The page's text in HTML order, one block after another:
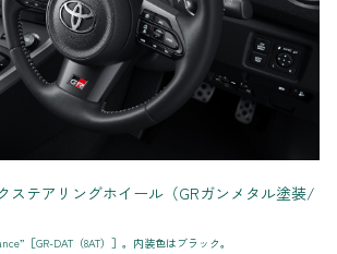
ステアリングホイール（GRガンメタル塗装/
［GR-DAT（8AT）］。内装色はブラック。